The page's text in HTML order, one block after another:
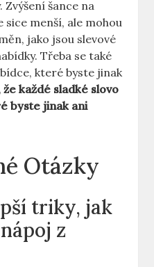
Zvýšení šance na
menší, ale mohou
jako jsou slevové
Třeba se také
které byste jinak
každé sladké slovo
byste jinak ani
Otázky
triky, jak
z